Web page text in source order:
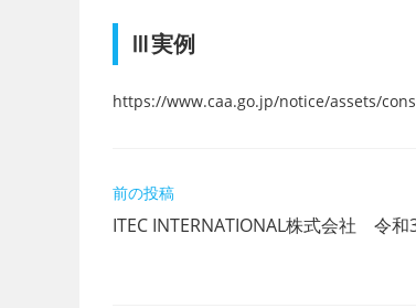
Ⅲ実例
https://www.caa.go.jp/notice/assets/
そ
他
前の投稿
ITEC INTERNATIONAL株式会社 令和